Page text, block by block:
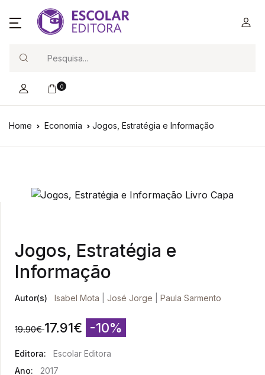
0
Home Economia Jogos, Estratégia e Informação
Jogos, Estratégia e
Informação
Autor(s) Isabel Mota José Jorge Paula Sarmento
19.90€ 17.91€ -10%
Editora:
Escolar Editora
Ano:
2017